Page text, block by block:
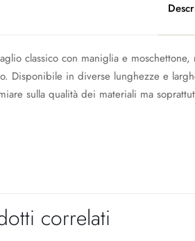
classico con maniglia e
Disponibile in diverse lunghezze e
sulla qualità dei materiali ma
Colore minuteria
correlati